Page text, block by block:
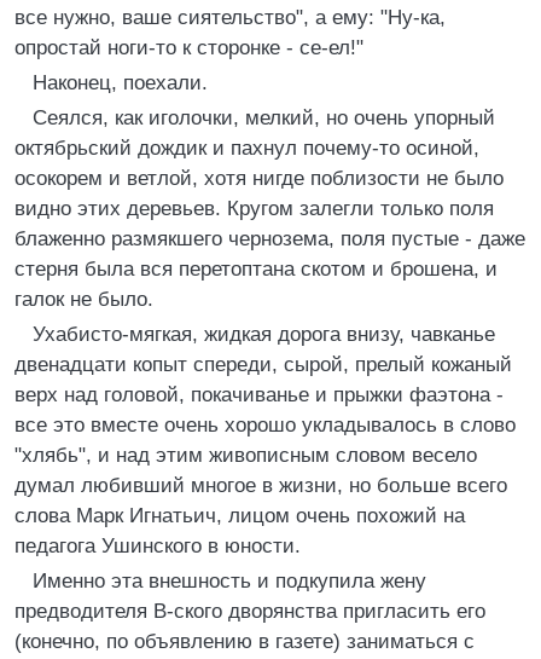
все нужно, ваше сиятельство", а ему: "Ну-ка,
опростай ноги-то к сторонке - се-ел!"
Наконец, поехали.
Сеялся, как иголочки, мелкий, но очень упорный
октябрьский дождик и пахнул почему-то осиной,
осокорем и ветлой, хотя нигде поблизости не было
видно этих деревьев. Кругом залегли только поля
блаженно размякшего чернозема, поля пустые - даже
стерня была вся перетоптана скотом и брошена, и
галок не было.
Ухабисто-мягкая, жидкая дорога внизу, чавканье
двенадцати копыт спереди, сырой, прелый кожаный
верх над головой, покачиванье и прыжки фаэтона -
все это вместе очень хорошо укладывалось в слово
"хлябь", и над этим живописным словом весело
думал любивший многое в жизни, но больше всего
слова Марк Игнатьич, лицом очень похожий на
педагога Ушинского в юности.
Именно эта внешность и подкупила жену
предводителя В-ского дворянства пригласить его
(конечно, по объявлению в газете) заниматься с